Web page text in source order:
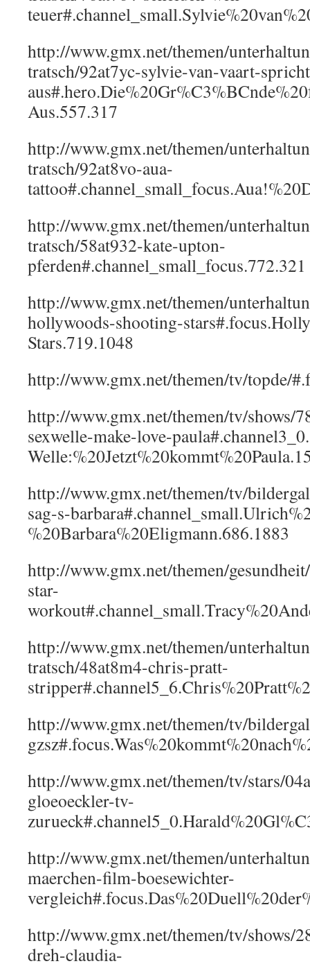
http://www.gmx.net/themen/
tratsch/92at7yc-sylvie-van-vaart-
Aus.557.317
http://www.gmx.net/themen/
tratsch/92at8vo-aua-
http://www.gmx.net/themen/
tratsch/58at932-kate-upton-
pferden#.channel_small_focus.772.321
http://www.gmx.net/themen/
hollywoods-shooting-
Stars.719.1048
http://www.gmx.net/themen/tv/topde/
http://www.gmx.net/themen/tv/shows/
sexwelle-make-love-
http://www.gmx.net/themen/tv/
sag-s-
%20Barbara%20Eligmann.686.1883
http://www.gmx.net/themen/
star-
http://www.gmx.net/themen/
tratsch/48at8m4-chris-pratt-
http://www.gmx.net/themen/tv/
http://www.gmx.net/themen/tv/stars/
gloeoeckler-tv-
http://www.gmx.net/themen/
maerchen-film-boesewichter-
http://www.gmx.net/themen/tv/shows/
dreh-claudia-